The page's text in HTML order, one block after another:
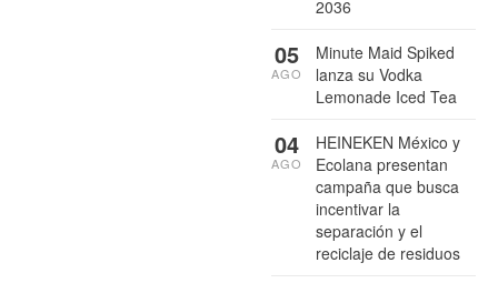
2036
Minute Maid Spiked
lanza su Vodka
Lemonade Iced Tea
05
AGO
HEINEKEN México y
Ecolana presentan
campaña que busca
incentivar la
separación y el
reciclaje de residuos
04
AGO